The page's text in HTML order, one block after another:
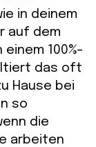
in deinem
auf dem
100%-
das oft
Hause bei
so
die
arbeiten